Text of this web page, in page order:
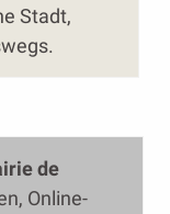
Stadt,
de
Online-